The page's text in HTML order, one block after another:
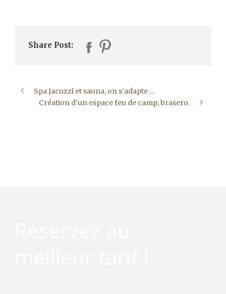
Share Post:
Spa Jacuzzi et sauna, on s’adapte …
Création d’un espace feu de camp, brasero.